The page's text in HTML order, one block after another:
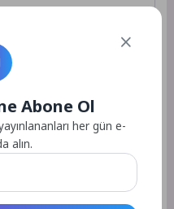
Abone Ol
her gün e-
alın.